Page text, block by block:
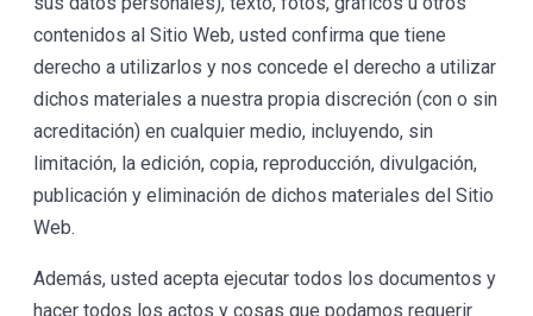
contenidos al Sitio Web, usted confirma que tiene
derecho a utilizarlos y nos concede el derecho a utilizar
dichos materiales a nuestra propia discreción (con o sin
acreditación) en cualquier medio, incluyendo, sin
limitación, la edición, copia, reproducción, divulgación,
publicación y eliminación de dichos materiales del Sitio
Web.
Además, usted acepta ejecutar todos los documentos y
hacer todos los actos y cosas que podamos requerir